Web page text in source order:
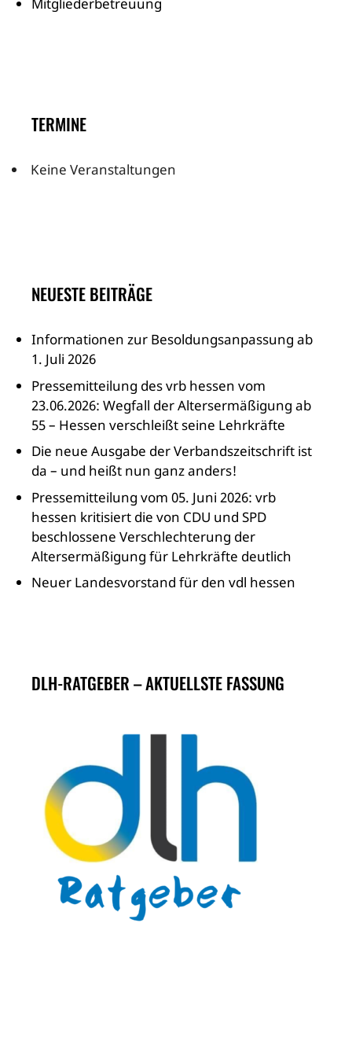
TERMINE
Keine Veranstaltungen
NEUESTE BEITRÄGE
Informationen zur Besoldungsanpassung ab
1. Juli 2026
Pressemitteilung des vrb hessen vom
23.06.2026: Wegfall der Altersermäßigung ab
55 – Hessen verschleißt seine Lehrkräfte
Die neue Ausgabe der Verbandszeitschrift ist
da – und heißt nun ganz anders!
Pressemitteilung vom 05. Juni 2026: vrb
hessen kritisiert die von CDU und SPD
beschlossene Verschlechterung der
Altersermäßigung für Lehrkräfte deutlich
Neuer Landesvorstand für den vdl hessen
DLH-RATGEBER – AKTUELLSTE FASSUNG